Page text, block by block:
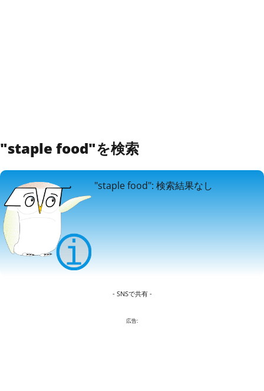
"staple food"を検索
"staple food": 検索結果なし
- SNSで共有 -
広告: